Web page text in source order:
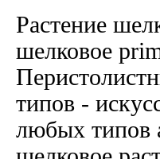
Растение
шелковое
типов -
любых типов